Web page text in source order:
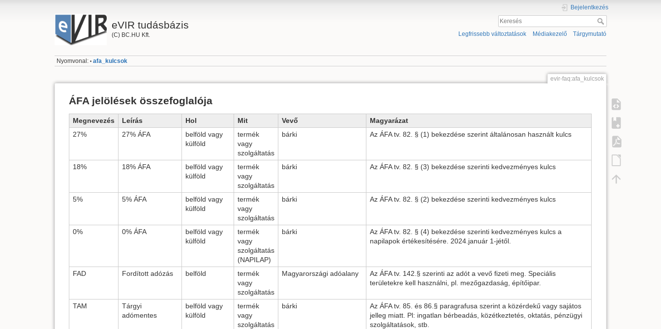
eVIR tudásbázis
(C) BC.HU Kft.
Bejelentkezés
Legfrissebb változtatások Médiakezelő Tárgymutató
Nyomvonal: • afa_kulcsok
evir-faq:afa_kulcsok
ÁFA jelölések összefoglalója
Megnevezés Leírás Hol Mit Vevő
Magyarázat
27%
27% ÁFA
belföld vagy
külföld
termék
vagy
szolgáltatás
bárki Az ÁFA tv. 82. § (1) bekezdése szerint általánosan használt kulcs
18% 18% ÁFA
belföld vagy
külföld
termék
vagy
szolgáltatás
bárki Az ÁFA tv. 82. § (3) bekezdése szerinti kedvezményes kulcs
5% 5% ÁFA
belföld vagy
külföld
termék
vagy
szolgáltatás
bárki Az ÁFA tv. 82. § (2) bekezdése szerinti kedvezményes kulcs
0% 0% ÁFA
belföld vagy
külföld
termék
vagy
szolgáltatás
(NAPILAP)
bárki
Az ÁFA tv. 82. § (4) bekezdése szerinti kedvezményes kulcs a
napilapok értékesítésére. 2024.január 1-jétől.
FAD Fordított adózás belföld
termék
vagy
szolgáltatás
Magyarországi adóalany
Az ÁFA tv. 142.§ szerinti az adót a vevő fizeti meg. Speciális
területekre kell használni, pl. mezőgazdaság, építőipar.
TAM
Tárgyi
adómentes
belföld vagy
külföld
termék
vagy
szolgáltatás
bárki
Az ÁFA tv. 85. és 86.§ paragrafusa szerint a közérdekű vagy sajátos
jelleg miatt. Pl: ingatlan bérbeadás, közétkeztetés, oktatás, pénzügyi
szolgáltatások, stb.